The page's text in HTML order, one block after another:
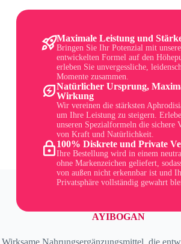
Maximale Leistung und
Bringen Sie Ihr Potenzial mit
entwickelten Formel auf den
erleben Sie unvergessliche,
Momente zusammen.
Natürlicher Ursprung,
Wirkung
Wir vereinen die stärksten
um Ihre Leistung zu steigern.
unseren Spezialformeln die sichere
von Kraft und Natürlichkeit.
100% Diskrete und Private
Ihre Bestellung wird in einem
ohne Markenzeichen geliefert,
von außen nicht erkennbar ist und
Privatsphäre vollständig gewahrt
AYIBOGAN
Wirksame Nahrungsergänzungsmittel, die